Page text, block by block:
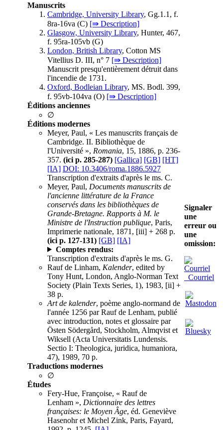
Manuscrits
Cambridge, University Library, Gg.1.1, f.
8ra-16va (C) [⇛ Description]
Glasgow, University Library, Hunter, 467,
f. 95ra-105vb (G)
London, British Library, Cotton MS
Vitellius D. III, n° 7 [⇛ Description]
Manuscrit presqu'entièrement détruit dans
l'incendie de 1731.
Oxford, Bodleian Library, MS. Bodl. 399,
f. 95vb-104va (O) [⇛ Description]
Éditions anciennes
∅
Éditions modernes
Meyer, Paul, « Les manuscrits français de
Cambridge. II. Bibliothèque de
l'Université », Romania, 15, 1886, p. 236-
357. (ici p. 285-287) [Gallica] [GB] [HT]
[IA] DOI: 10.3406/roma.1886.5927
Transcription d'extraits d'après le ms. C.
Meyer, Paul, Documents manuscrits de
l'ancienne littérature de la France
conservés dans les bibliothèques de
Grande-Bretagne. Rapports à M. le
Ministre de l'Instruction publique, Paris,
Imprimerie nationale, 1871, [iii] + 268 p.
(ici p. 127-131) [GB] [IA]
Comptes rendus:
Transcription d'extraits d'après le ms. G.
Rauf de Linham, Kalender, edited by
Tony Hunt, London, Anglo-Norman Text
Society (Plain Texts Series, 1), 1983, [ii] +
38 p.
Art de kalender, poème anglo-normand de
l'année 1256 par Rauf de Lenham, publié
avec introduction, notes et glossaire par
Östen Södergård, Stockholm, Almqvist et
Wiksell (Acta Universitatis Lundensis.
Sectio I: Theologica, juridica, humaniora,
47), 1989, 70 p.
Traductions modernes
∅
Études
Fery-Hue, Françoise, « Rauf de
Lenham », Dictionnaire des lettres
françaises: le Moyen Âge, éd. Geneviève
Hasenohr et Michel Zink, Paris, Fayard,
Signaler
une
erreur ou
une
omission:
Courriel